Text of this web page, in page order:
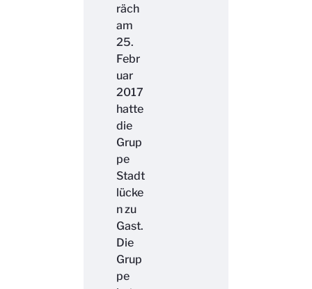
räch
am
25.
Febr
uar
2017
hatte
die
Grup
pe
Stadt
lücke
n zu
Gast.
Die
Grup
pe